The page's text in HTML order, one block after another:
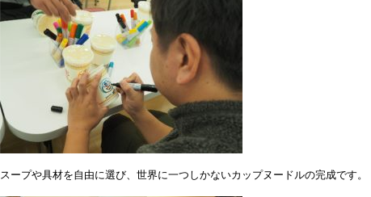
スープや具材を自由に選び、世界に一つしかないカップヌードルの完成です。